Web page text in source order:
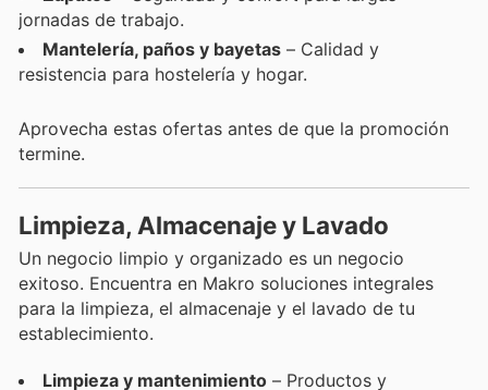
jornadas de trabajo.
Mantelería, paños y bayetas – Calidad y
resistencia para hostelería y hogar.
Aprovecha estas ofertas antes de que la promoción
termine.
Limpieza, Almacenaje y Lavado
Un negocio limpio y organizado es un negocio
exitoso. Encuentra en Makro soluciones integrales
para la limpieza, el almacenaje y el lavado de tu
establecimiento.
Limpieza y mantenimiento – Productos y